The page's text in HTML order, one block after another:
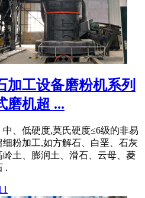
加工设备磨粉机系列
磨机超 ...
、低硬度,莫氏硬度≤6级的非易
粉加工,如方解石、白垩、石灰
土、膨润土、滑石、云母、菱
.